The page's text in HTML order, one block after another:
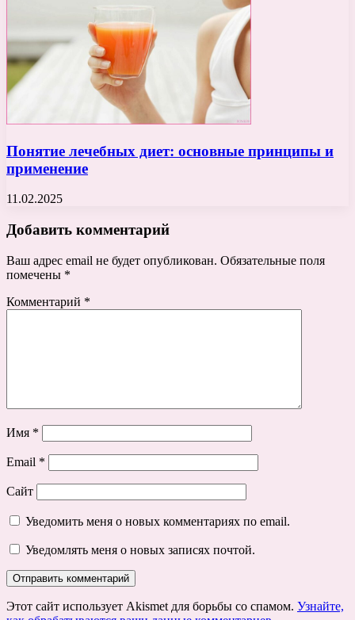
Понятие лечебных диет: основные принципы и
применение
11.02.2025
Добавить комментарий
Ваш адрес email не будет опубликован. Обязательные поля
помечены *
Комментарий *
Имя *
Email *
Сайт
Уведомить меня о новых комментариях по email.
Уведомлять меня о новых записях почтой.
Этот сайт использует Akismet для борьбы со спамом. Узнайте,